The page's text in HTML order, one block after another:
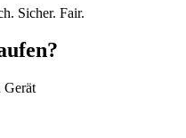
Sicher. Fair.
Gerät